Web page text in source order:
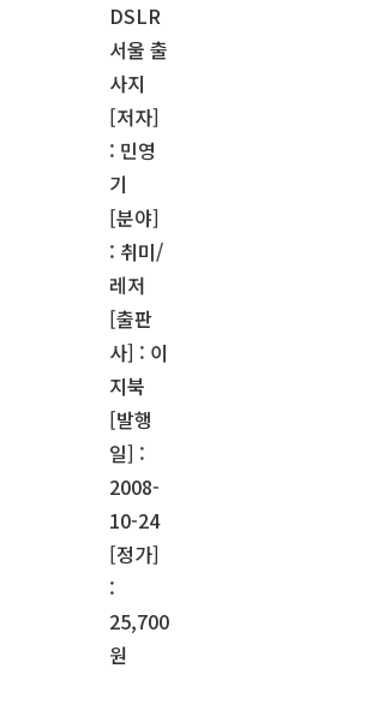
DSLR
서울 출
사지
[저자]
: 민영
기
[분야]
: 취미/
레저
[출판
사] : 이
지북
[발행
일] :
2008-
10-24
[정가]
:
25,700
원